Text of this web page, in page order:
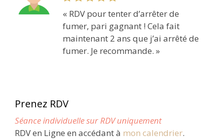
« RDV pour tenter d’arrêter de
fumer, pari gagnant ! Cela fait
maintenant 2 ans que j’ai arrêté de
fumer. Je recommande. »
Prenez RDV
Séance individuelle sur RDV uniquement
RDV en Ligne en accédant à mon calendrier.